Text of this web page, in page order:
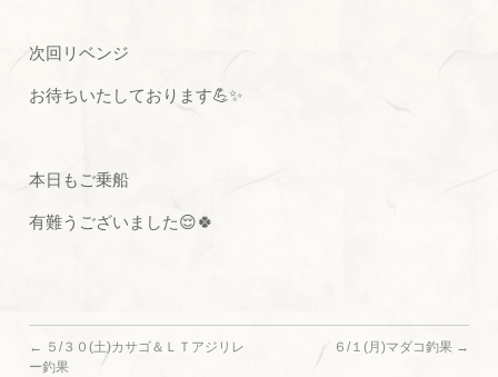
次回リベンジ
お待ちいたしております💪✨
本日もご乗船
有難うございました😌🍀
← ５/３０(土)カサゴ＆ＬＴアジリレ
ー釣果
６/１(月)マダコ釣果 →